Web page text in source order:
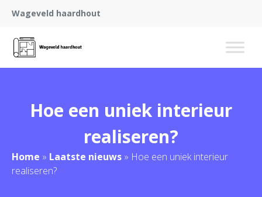
Wageveld haardhout
Hoe een uniek interieur
realiseren?
Home » Laatste nieuws » Hoe een uniek interieur
realiseren?